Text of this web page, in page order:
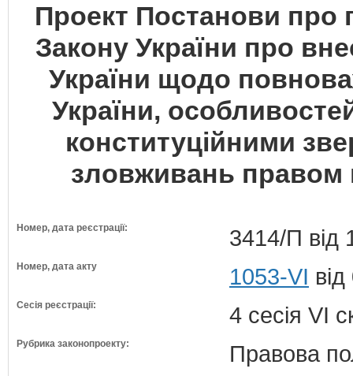
Проект Постанови про
Закону України про
України щодо
України,
конституційними
зловживань правом
Номер, дата реєстрації: 3414/П від
Номер, дата акту 1053-VI
Сесія реєстрації: 4 сесія VI
Рубрика законопроекту: Правова